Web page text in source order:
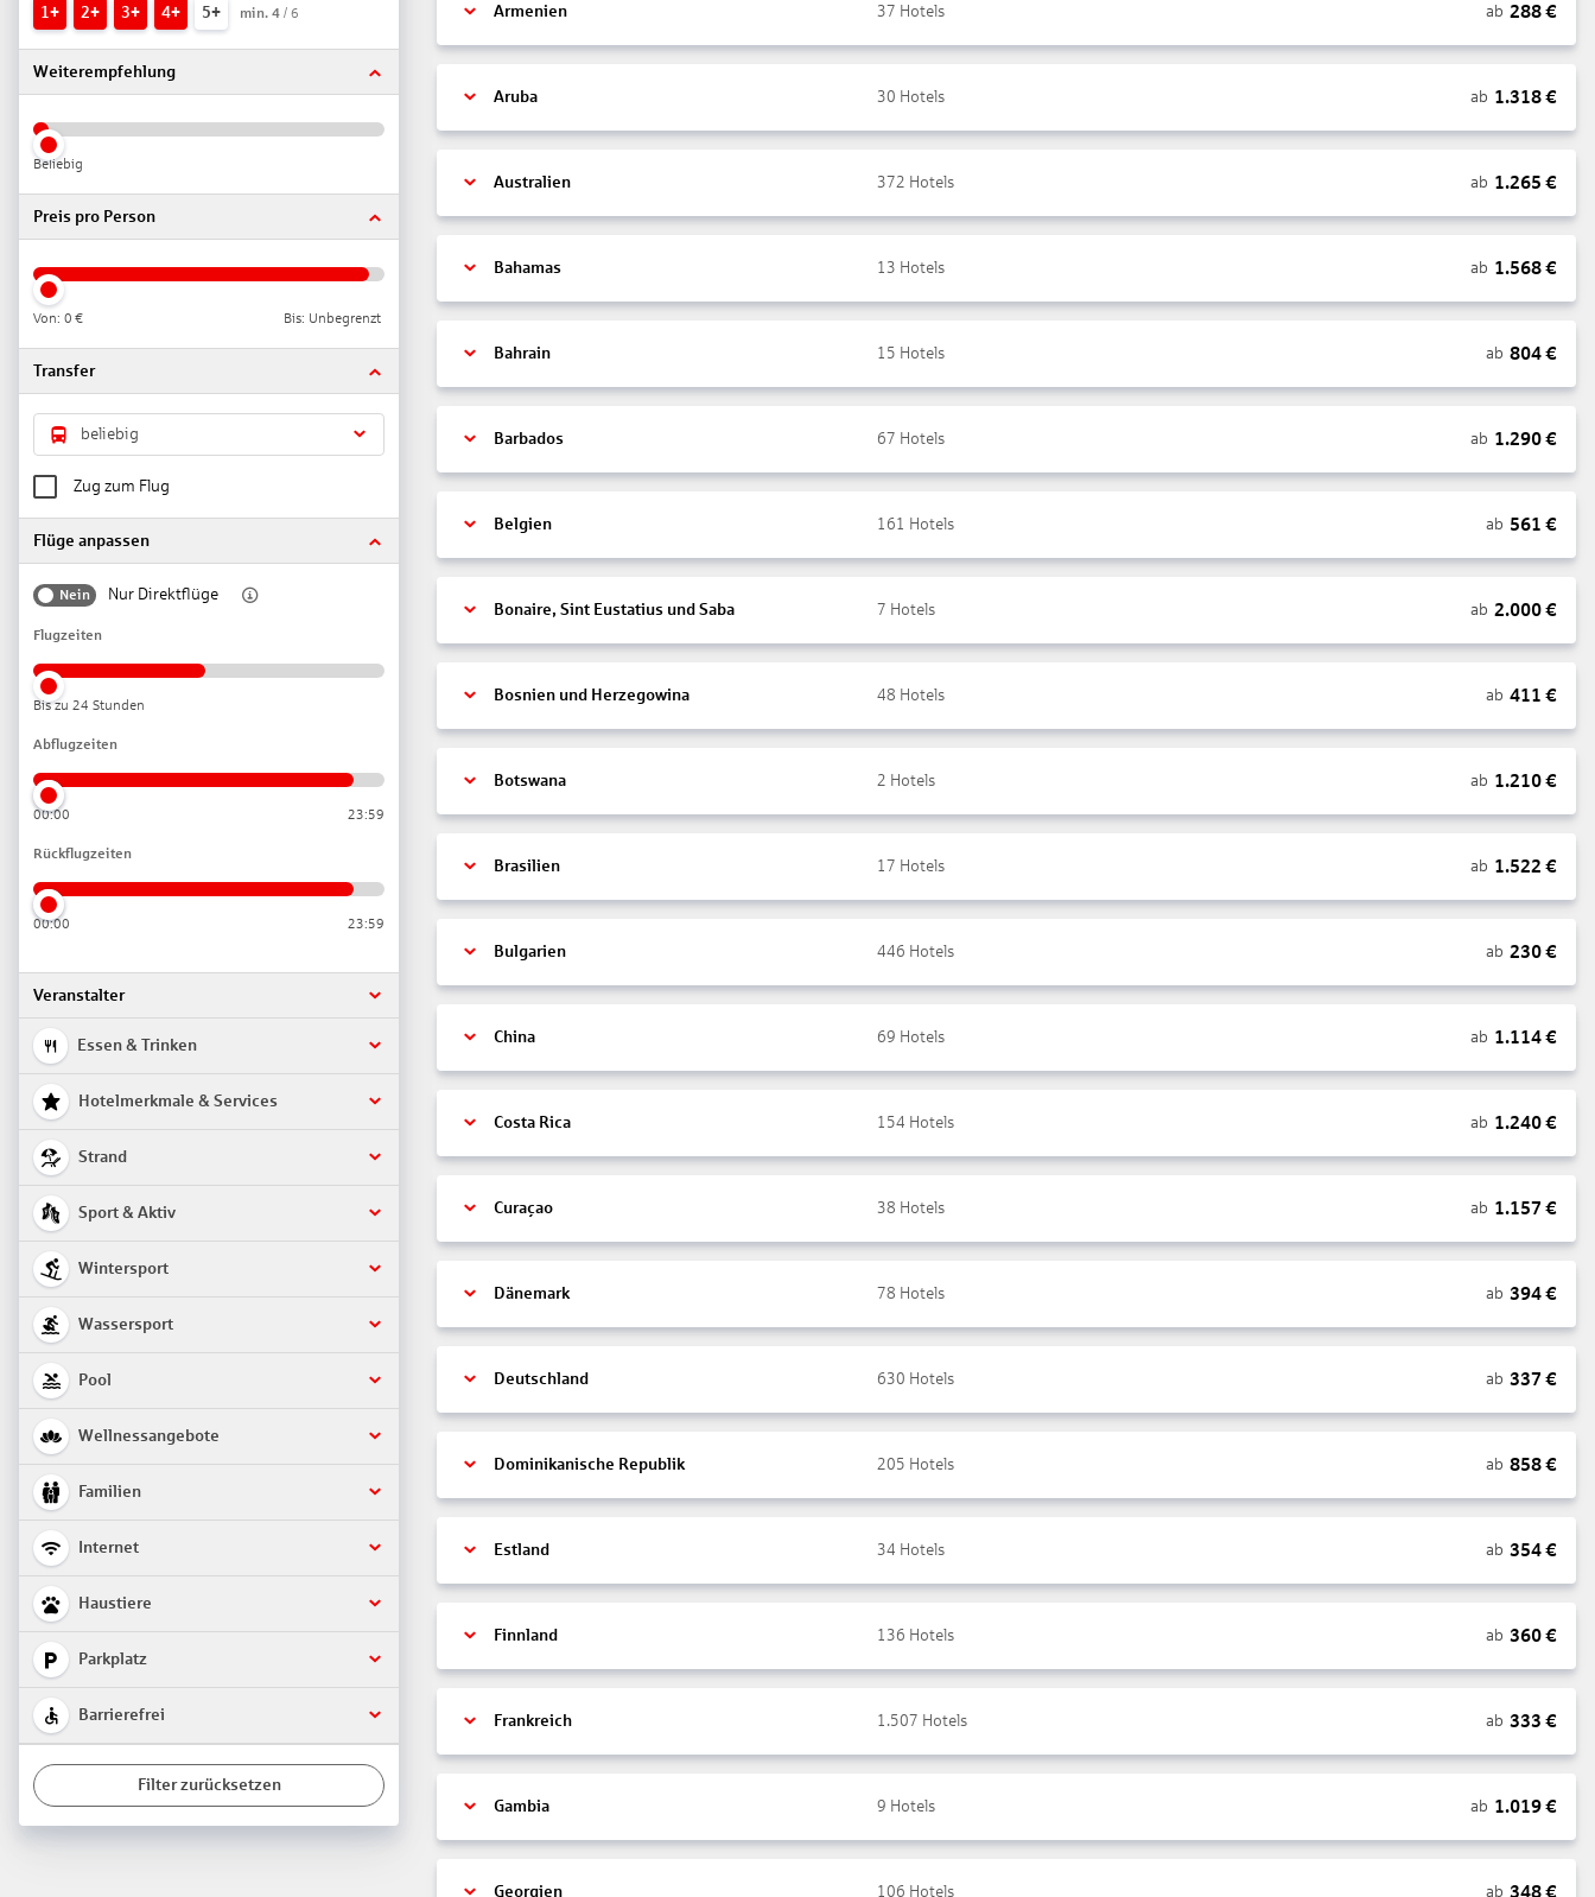
1+ 2+ 3+ 4+ 5+ min. 4 / 6
Weiterempfehlung
Beliebig
Preis pro Person
Von: 0 € Bis: Unbegrenzt
Transfer
beliebig
Zug zum Flug
Flüge anpassen
Nein Nur Direktflüge
Flugzeiten
Bis zu 24 Stunden
Abflugzeiten
00:00 23:59
Rückflugzeiten
00:00 23:59
Veranstalter
Essen & Trinken
Hotelmerkmale & Services
Strand
Sport & Aktiv
Wintersport
Wassersport
Pool
Wellnessangebote
Familien
Internet
Haustiere
Parkplatz
Barrierefrei
Filter zurücksetzen
Armenien 37 Hotels ab 288€
Aruba 30 Hotels ab 1.318€
Australien 372 Hotels ab 1.265 €
Bahamas 13 Hotels ab 1.568€
Bahrain 15 Hotels ab 804€
Barbados 67 Hotels ab 1.290€
Belgien 161 Hotels ab 561 €
Bonaire, Sint Eustatius und Saba 7 Hotels ab 2.000€
Bosnien und Herzegowina 48 Hotels ab 411 €
Botswana 2 Hotels ab 1.210€
Brasilien 17 Hotels ab 1.522 €
Bulgarien 446 Hotels ab 230€
China 69 Hotels ab 1.114€
Costa Rica 154 Hotels ab 1.240€
Curaçao 38 Hotels ab 1.157 €
Dänemark 78 Hotels ab 394€
Deutschland 630 Hotels ab 337 €
Dominikanische Republik 205 Hotels ab 858€
Estland 34 Hotels ab 354€
Finnland 136 Hotels ab 360€
Frankreich 1.507 Hotels ab 333 €
Gambia 9 Hotels ab 1.019€
Georgien 106 Hotels ab 348€